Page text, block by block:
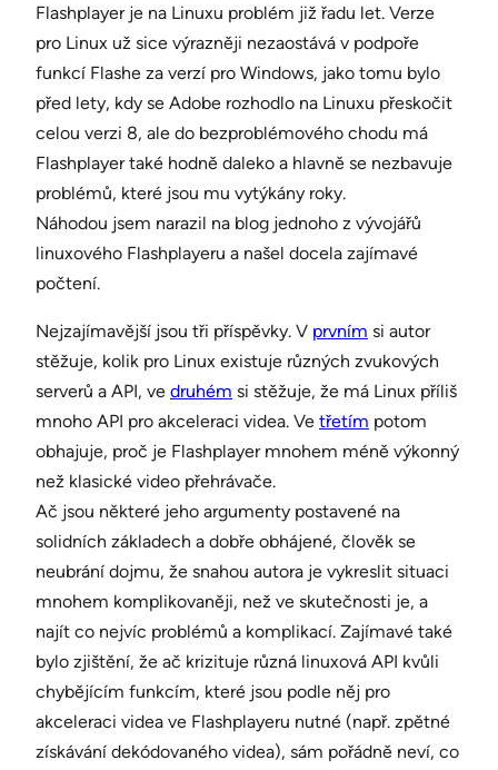
Flashplayer je na Linuxu problém již řadu let. Verze
pro Linux už sice výrazněji nezaostává v podpoře
funkcí Flashe za verzí pro Windows, jako tomu bylo
před lety, kdy se Adobe rozhodlo na Linuxu přeskočit
celou verzi 8, ale do bezproblémového chodu má
Flashplayer také hodně daleko a hlavně se nezbavuje
problémů, které jsou mu vytýkány roky.
Náhodou jsem narazil na blog jednoho z vývojářů
linuxového Flashplayeru a našel docela zajímavé
počtení.
Nejzajímavější jsou tři příspěvky. V prvním si autor
stěžuje, kolik pro Linux existuje různých zvukových
serverů a API, ve druhém si stěžuje, že má Linux příliš
mnoho API pro akceleraci videa. Ve třetím potom
obhajuje, proč je Flashplayer mnohem méně výkonný
než klasické video přehrávače.
Ač jsou některé jeho argumenty postavené na
solidních základech a dobře obhájené, člověk se
neubrání dojmu, že snahou autora je vykreslit situaci
mnohem komplikovaněji, než ve skutečnosti je, a
najít co nejvíc problémů a komplikací. Zajímavé také
bylo zjištění, že ač krizituje různá linuxová API kvůli
chybějícím funkcím, které jsou podle něj pro
akceleraci videa ve Flashplayeru nutné (např. zpětné
získávání dekódovaného videa), sám pořádně neví, co